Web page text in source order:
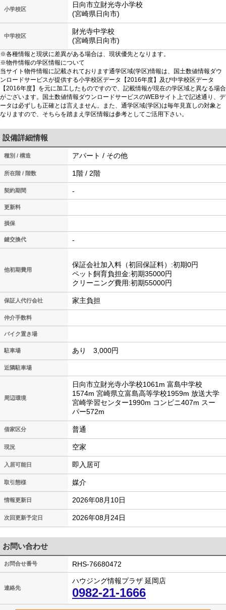
小学校区
日向市立財光寺小学校
(宮崎県日向市)
中学校区
財光寺中学校
(宮崎県日向市)
※各種情報と現状に差異がある場合は、現状優先となります。
※物件情報の学区情報について
当サイト物件情報に記載されております通学区域(学区)情報は、国土数値情報ダウ
ンロードサービスが提供する小学校区データ【2016年度】及び中学校区データ
【2016年度】を元に加工したものですので、記載情報が現在の学区域と異なる場合
がございます。国土数値情報ダウンロードサービスのWEBサイト上で記述通り、デ
ータは必ずしも正確とは言えません。また、通学区域(学区)は毎年見直しの対象と
なりますので、そちらを踏まえ学区情報は参考としてご活用下さい。
設備詳細情報
種別 / 構造 アパート / その他
所在階 / 階数 1階 / 2階
契約期間 -
更新料
損保
鍵交換代 -
他初期費用
保証会社加入料（初回保証料）:初期0円
ペット飼育負担金:初期35000円
クリーニング費用:初期55000円
保証人代行会社 家主負担
仲介手数料
バイク置き場
駐車場 あり 3,000円
近隣駐車場
周辺環境
日向市立財光寺小学校1061m 富島中学校
1574m 宮崎県立富島高等学校1959m 放送大学
宮崎学習センター1990m コンビニ407m スー
パー572m
借家区分 普通
現況 空家
入居可能日 即入居可
取引態様 媒介
情報更新日 2026年08月10日
次回更新予定日 2026年08月24日
お問い合わせ
お問合せ番号 RHS-76680472
連絡先
ハウジング情報プラザ 延岡店
0982-21-1666